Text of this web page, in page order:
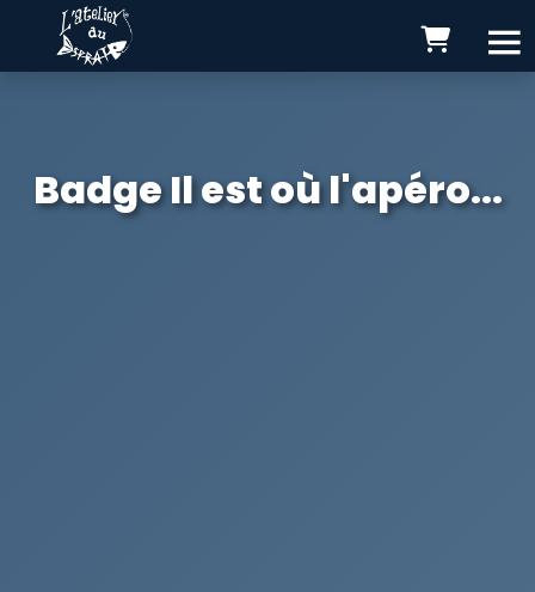
Badge Il est où l'apéro...